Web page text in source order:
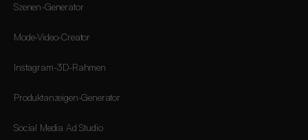
Szenen-Generator
Mode-Video-Creator
Instagram-3D-Rahmen
Produktanzeigen-Generator
Social Media Ad Studio